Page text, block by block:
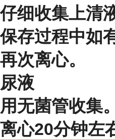
仔细收集上清
保存过程中如
再次离心。
尿液
用无菌管收集。
离心20分钟左